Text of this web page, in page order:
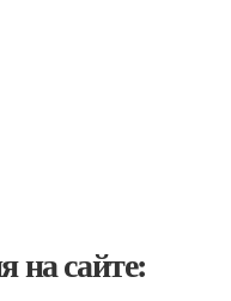
на сайте: